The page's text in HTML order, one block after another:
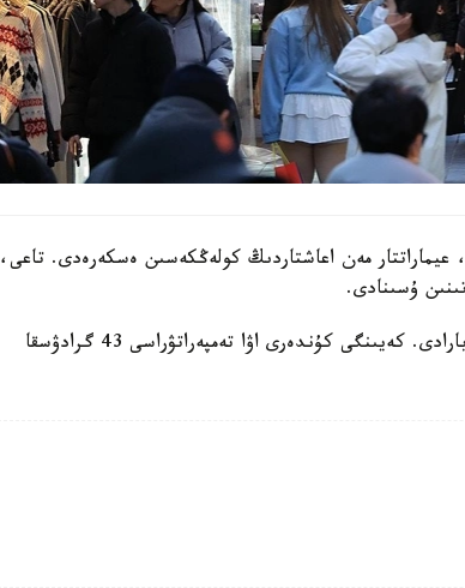
مەن اعاشتاردىڭ كولەڭكەسىن ەسكەرەدى. تاعى،
ۇسىنادى.
ايتا كەتەيىك، ەلدە اپتاپ ىستىق شەكەدەن ءوتىپ بارادى. كەيىنگى كۇندەرى اۋا تەمپەراتۋراسى 43 گرادۋسقا